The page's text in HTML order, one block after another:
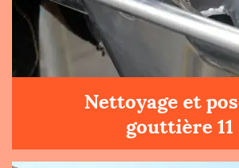
Nettoyage et
gouttière 11